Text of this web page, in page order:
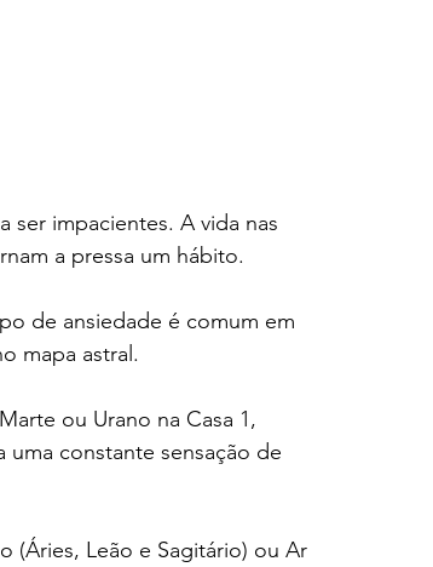
ser impacientes. A vida nas
a pressa um hábito.
de ansiedade é comum em
mapa astral.
ou Urano na Casa 1,
uma constante sensação de
(Áries, Leão e Sagitário) ou Ar